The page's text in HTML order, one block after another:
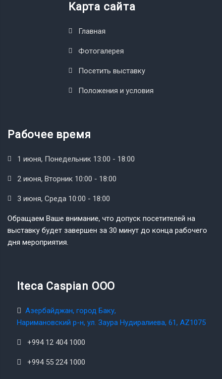
Карта сайта
Главная
Фотогалерея
Посетить выставку
Положения и условия
Рабочее время
1 июня, Понедельник 13:00 - 18:00
2 июня, Вторник 10:00 - 18:00
3 июня, Среда 10:00 - 18:00
Обращаем Ваше внимание, что допуск посетителей на
выставку будет завершен за 30 минут до конца рабочего
дня мероприятия.
Iteca Caspian OOO
Азербайджан, город Баку,
Наримановский р-н, ул. Заура Нудиралиева, 61, AZ1075
+994 12 404 1000
+994 55 224 1000